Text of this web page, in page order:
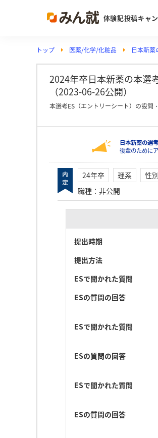
体験記投稿キャ
ラ
注
動
トップ 医薬/化学/化粧品 日本新薬
2024年卒日本新薬の本選
（2023-06-26公開）
本選考ES（エントリーシート）の設問
日本新薬の選
後輩のために
24年卒 理系 性
職種 ： 非公開
提出時期
提出方法
ESで聞かれた質問
ESの質問の回答
ESで聞かれた質問
ESの質問の回答
ESで聞かれた質問
ESの質問の回答